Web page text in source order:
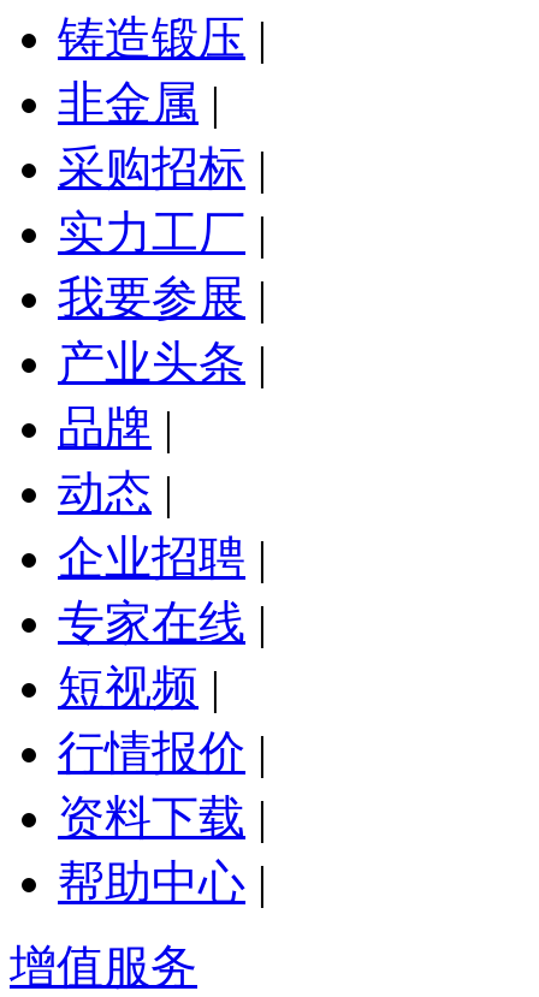
铸造锻压 |
非金属 |
采购招标 |
实力工厂 |
我要参展 |
产业头条 |
品牌 |
动态 |
企业招聘 |
专家在线 |
短视频 |
行情报价 |
资料下载 |
帮助中心 |
增值服务